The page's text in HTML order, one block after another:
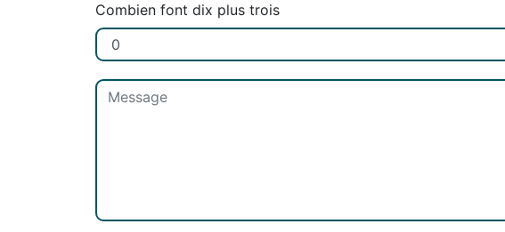
Combien font dix plus trois